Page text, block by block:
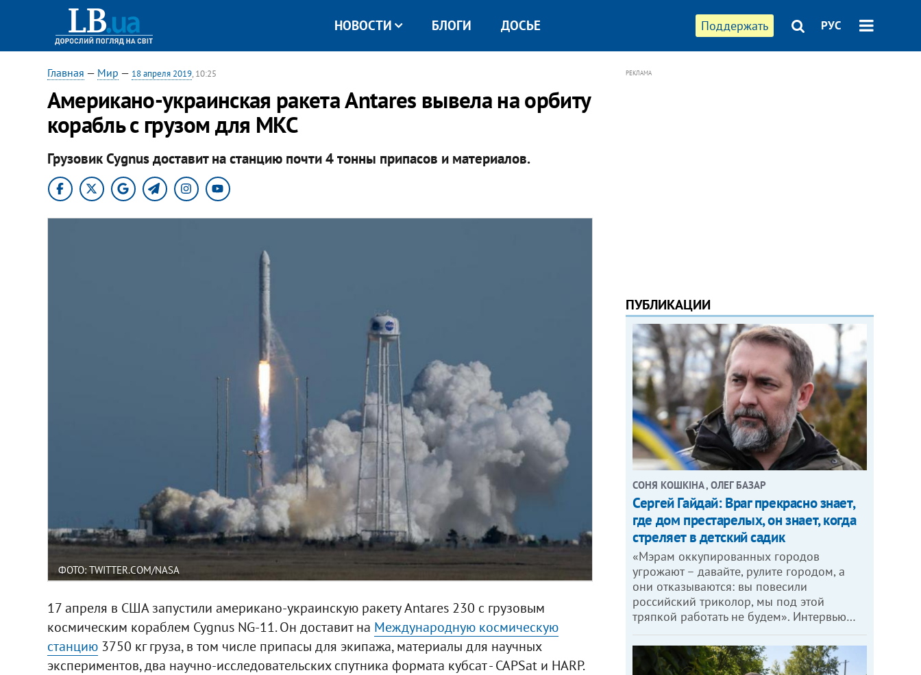
Поддержать РУС
НОВОСТИ БЛОГИ ДОСЬЕ
Главная — Мир — 18 апреля 2019, 10:25
Американо-украинская ракета Antares вывела на орбиту
корабль с грузом для МКС
Грузовик Cygnus доставит на станцию почти 4 тонны припасов и материалов.
ФОТО: TWITTER.COM/NASA
17 апреля в США запустили американо-украинскую ракету Antares 230 с грузовым
космическим кораблем Cygnus NG-11. Он доставит на Международную космическую
станцию3750 кг груза, в том числе припасы для экипажа, материалы для научных
экспериментов, два научно-исследовательских спутника формата кубсат - CAPSat и HARP.
РЕКЛАМА
ПУБЛИКАЦИИ
СОНЯ КОШКІНА , ОЛЕГ БАЗАР
Сергей Гайдай: Враг прекрасно знает,
где дом престарелых, он знает, когда
стреляет в детский садик
«Мэрам оккупированных городов
угрожают – давайте, рулите городом, а
они отказываются: вы повесили
российский триколор, мы под этой
тряпкой работать не будем». Интервью…